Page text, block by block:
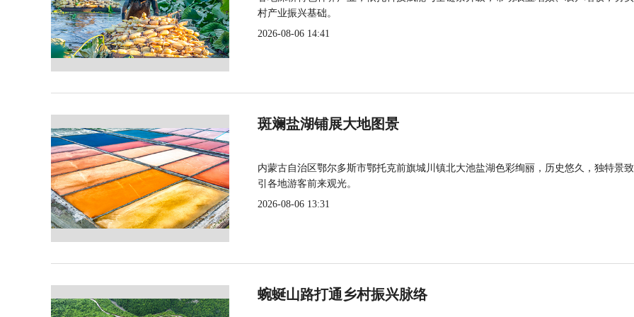
村产业振兴基础。
2026-08-06 14:41
斑斓盐湖铺展大地图景
内蒙古自治区鄂尔多斯市鄂托克前旗城川镇北大池盐湖色彩绚丽，历史悠久，独特景
引各地游客前来观光。
2026-08-06 13:31
蜿蜒山路打通乡村振兴脉络